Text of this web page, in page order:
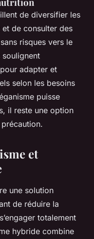
de diversifier les
de consulter des
risques vers le
adapter et
selon les besoins
puisse
il reste une option
et
une solution
de réduire la
totalement
hybride combine